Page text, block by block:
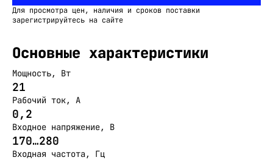
Для просмотра цен, наличия и сроков поставки
зарегистрируйтесь на сайте
Основные характеристики
Мощность, Вт
21
Рабочий ток, А
0,2
Входное напряжение, В
170…280
Входная частота, Гц